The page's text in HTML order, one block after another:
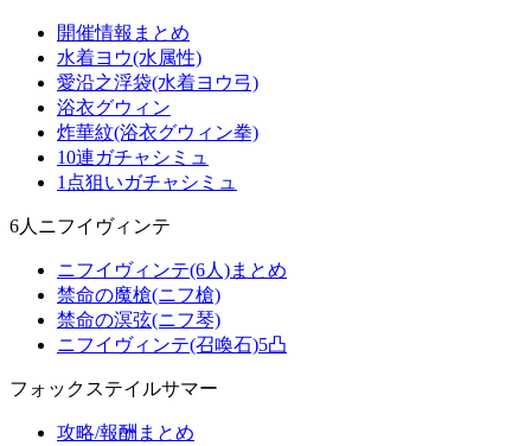
開催情報まとめ
水着ヨウ(水属性)
愛沿之浮袋(水着ヨウ弓)
浴衣グウィン
炸華紋(浴衣グウィン拳)
10連ガチャシミュ
1点狙いガチャシミュ
6人ニフイヴィンテ
ニフイヴィンテ(6人)まとめ
禁命の魔槍(ニフ槍)
禁命の溟弦(ニフ琴)
ニフイヴィンテ(召喚石)5凸
フォックステイルサマー
攻略/報酬まとめ